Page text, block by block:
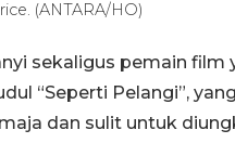
(ANTARA/HO)
sekaligus pemain film
“Seperti Pelangi”,
dan sulit untuk